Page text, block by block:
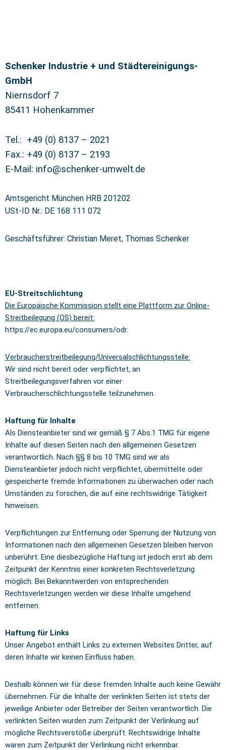
Schenker Industrie + und Städtereinigungs-
GmbH
Niernsdorf 7
85411 Hohenkammer
Tel.: +49 (0) 8137 – 2021
Fax.: +49 (0) 8137 – 2193
E-Mail: info@schenker-umwelt.de
Amtsgericht München HRB 201202
USt-ID Nr.: DE 168 111 072
Geschäftsführer: Christian Meret, Thomas Schenker
EU-Streitschlichtung
Die Europäische Kommission stellt eine Plattform zur Online-
Streitbeilegung (OS) bereit:
https://ec.europa.eu/consumers/odr.
Verbraucherstreitbeilegung/Universalschlichtungsstelle:
Wir sind nicht bereit oder verpflichtet, an
Streitbeilegungsverfahren vor einer
Verbraucherschlichtungsstelle teilzunehmen.
Haftung für Inhalte
Als Diensteanbieter sind wir gemäß § 7 Abs.1 TMG für eigene
Inhalte auf diesen Seiten nach den allgemeinen Gesetzen
verantwortlich. Nach §§ 8 bis 10 TMG sind wir als
Diensteanbieter jedoch nicht verpflichtet, übermittelte oder
gespeicherte fremde Informationen zu überwachen oder nach
Umständen zu forschen, die auf eine rechtswidrige Tätigkeit
hinweisen.
Verpflichtungen zur Entfernung oder Sperrung der Nutzung von
Informationen nach den allgemeinen Gesetzen bleiben hiervon
unberührt. Eine diesbezügliche Haftung ist jedoch erst ab dem
Zeitpunkt der Kenntnis einer konkreten Rechtsverletzung
möglich. Bei Bekanntwerden von entsprechenden
Rechtsverletzungen werden wir diese Inhalte umgehend
entfernen.
Haftung für Links
Unser Angebot enthält Links zu externen Websites Dritter, auf
deren Inhalte wir keinen Einfluss haben.
Deshalb können wir für diese fremden Inhalte auch keine Gewähr
übernehmen. Für die Inhalte der verlinkten Seiten ist stets der
jeweilige Anbieter oder Betreiber der Seiten verantwortlich. Die
verlinkten Seiten wurden zum Zeitpunkt der Verlinkung auf
mögliche Rechtsverstöße überprüft. Rechtswidrige Inhalte
waren zum Zeitpunkt der Verlinkung nicht erkennbar.